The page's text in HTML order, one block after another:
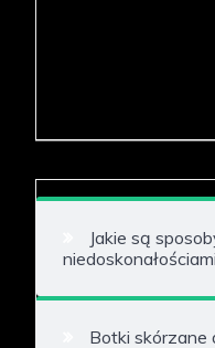
Jakie są
Botki skórzane